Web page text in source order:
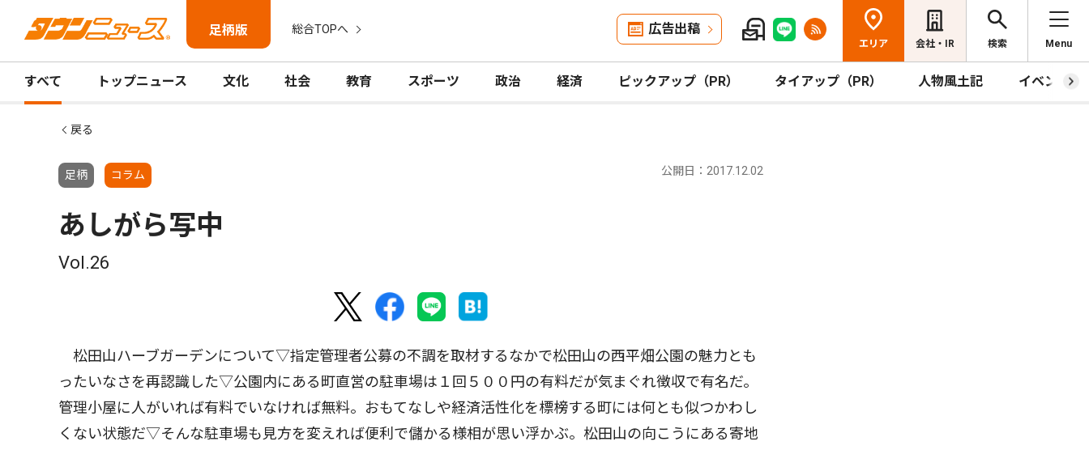
足柄版 総合TOPへ 広告出稿
エリア 会社・IR 検索 Menu
すべて トップニュース 文化 社会 教育 スポーツ 政治 経済 ピックアップ（PR） タイアップ（PR） 人物風土記 イベント
戻る
足柄 コラム 公開日：2017.12.02
あしがら写中
Vol.26
松田山ハーブガーデンについて▽指定管理者公募の不調を取材するなかで松田山の西平畑公園の魅力とも
ったいなさを再認識した▽公園内にある町直営の駐車場は１回５００円の有料だが気まぐれ徴収で有名だ。
管理小屋に人がいれば有料でいなければ無料。おもてなしや経済活性化を標榜する町には何とも似つかわし
くない状態だ▽そんな駐車場も見方を変えれば便利で儲かる様相が思い浮かぶ。松田山の向こうにある寄地